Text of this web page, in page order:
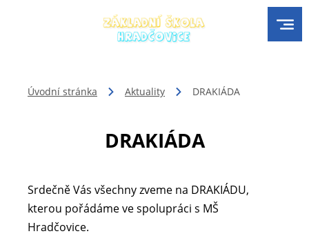
Úvodní stránka Aktuality DRAKIÁDA
DRAKIÁDA
Srdečně Vás všechny zveme na DRAKIÁDU,
kterou pořádáme ve spolupráci s MŠ
Hradčovice.